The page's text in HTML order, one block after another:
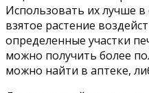
Использовать их лучше в
взятое растение
определенные участки
можно получить более
можно найти в аптеке,